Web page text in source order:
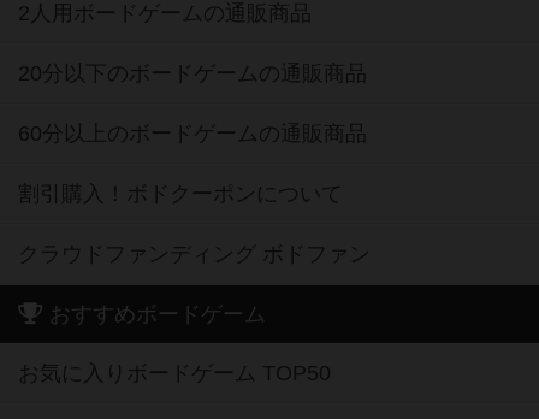
2人用ボードゲームの通販商品
20分以下のボードゲームの通販商品
60分以上のボードゲームの通販商品
割引購入！ボドクーポンについて
クラウドファンディング ボドファン
おすすめボードゲーム
お気に入りボードゲーム TOP50